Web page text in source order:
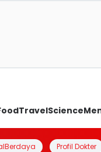
TravelScience
Profil Dokter